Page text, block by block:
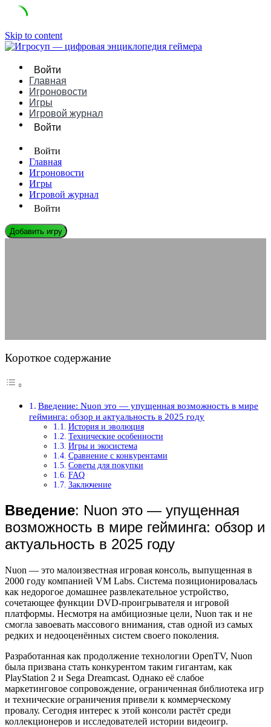
Skip to content
Войти
Главная
Игроновости
Игры
Игровой журнал
Войти
Войти
Главная
Игроновости
Игры
Игровой журнал
Войти
Добавить игру
Короткое содержание
Введение: Nuon это — упущенная возможность в мире
гейминга: обзор и актуальность в 2025 году
История и эволюция
Технические особенности
Игры и экосистема
Сравнение с конкурентами
Советы для покупки
FAQ
Заключение
Введение: Nuon это — упущенная
возможность в мире гейминга: обзор и
актуальность в 2025 году
Nuon — это малоизвестная игровая консоль, выпущенная в
2000 году компанией VM Labs. Система позиционировалась
как недорогое домашнее развлекательное устройство,
сочетающее функции DVD-проигрывателя и игровой
платформы. Несмотря на амбициозные цели, Nuon так и не
смогла завоевать массового внимания, став одной из самых
редких и недооценённых систем своего поколения.
Разработанная как продолжение технологии OpenTV, Nuon
была призвана стать конкурентом таким гигантам, как
PlayStation 2 и Sega Dreamcast. Однако её слабое
маркетинговое сопровождение, ограниченная библиотека игр
и технические ограничения привели к коммерческому
провалу. Сегодня интерес к этой консоли растёт среди
коллекционеров и исследователей истории видеоигр.